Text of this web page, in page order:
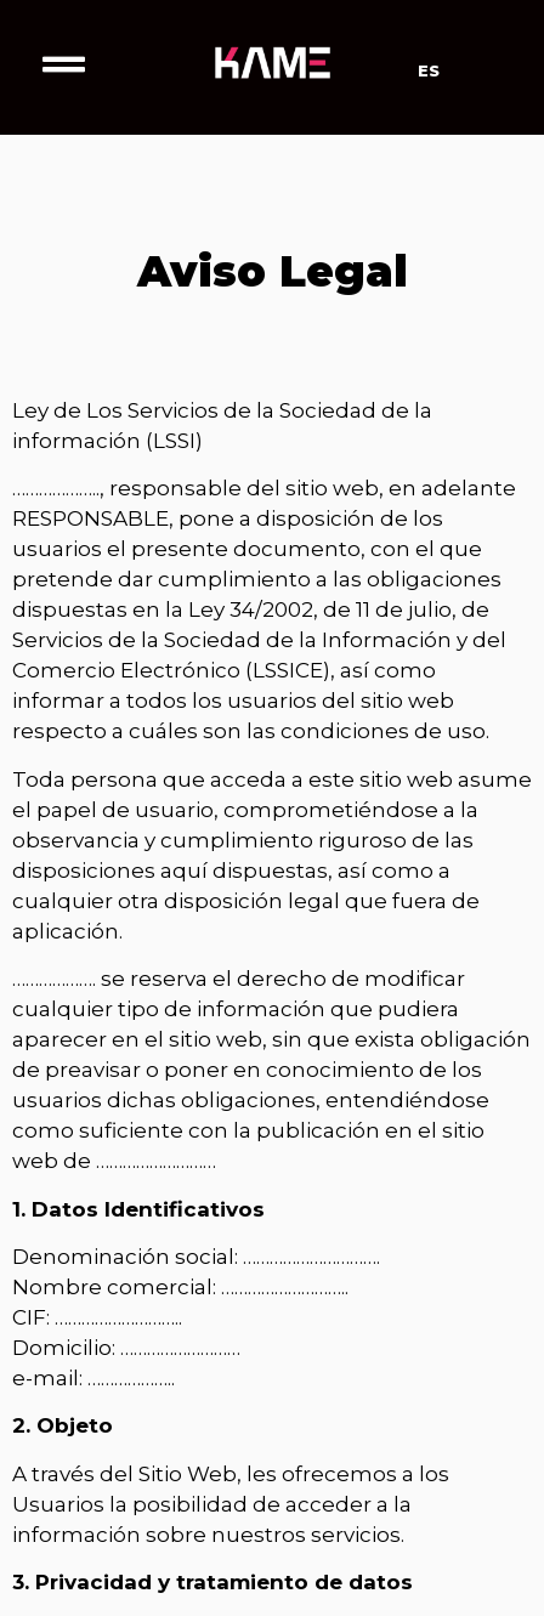
ES
Aviso Legal
Ley de Los Servicios de la Sociedad de la
información (LSSI)
……………….., responsable del sitio web, en adelante
RESPONSABLE, pone a disposición de los
usuarios el presente documento, con el que
pretende dar cumplimiento a las obligaciones
dispuestas en la Ley 34/2002, de 11 de julio, de
Servicios de la Sociedad de la Información y del
Comercio Electrónico (LSSICE), así como
informar a todos los usuarios del sitio web
respecto a cuáles son las condiciones de uso.
Toda persona que acceda a este sitio web asume
el papel de usuario, comprometiéndose a la
observancia y cumplimiento riguroso de las
disposiciones aquí dispuestas, así como a
cualquier otra disposición legal que fuera de
aplicación.
………………. se reserva el derecho de modificar
cualquier tipo de información que pudiera
aparecer en el sitio web, sin que exista obligación
de preavisar o poner en conocimiento de los
usuarios dichas obligaciones, entendiéndose
como suficiente con la publicación en el sitio
web de ………………………
1. Datos Identificativos
Denominación social: ………………………….
Nombre comercial: ………………………..
CIF: ………………………..
Domicilio: ………………………
e-mail: ………………..
2. Objeto
A través del Sitio Web, les ofrecemos a los
Usuarios la posibilidad de acceder a la
información sobre nuestros servicios.
3. Privacidad y tratamiento de datos